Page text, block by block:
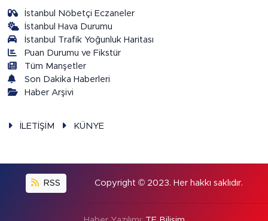
İstanbul Nöbetçi Eczaneler
İstanbul Hava Durumu
İstanbul Trafik Yoğunluk Haritası
Puan Durumu ve Fikstür
Tüm Manşetler
Son Dakika Haberleri
Haber Arşivi
İLETİŞİM KÜNYE
RSS Copyright © 2023. Her hakkı saklıdır.